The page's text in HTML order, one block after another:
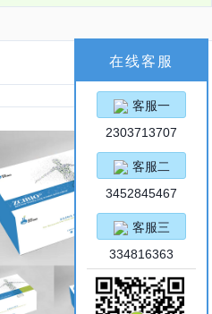
在线客服
客服一
2303713707
客服二
3452845467
客服三
334816363